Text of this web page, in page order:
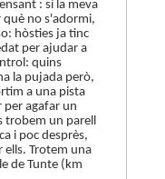
: si la meva
què no s'adormi,
hòsties ja tinc
per ajudar a
quins
la pujada però,
a una pista
per agafar un
trobem un parell
i poc desprès,
ells. Trotem una
de Tunte (km